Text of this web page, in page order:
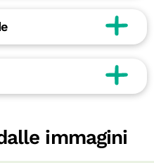
immagini